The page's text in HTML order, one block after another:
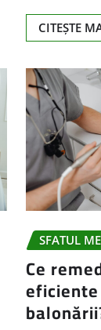
CITEȘTE
SFATUL
Ce